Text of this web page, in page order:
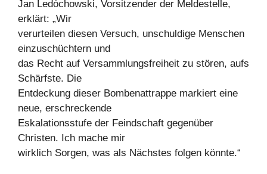
Jan Ledóchowski, Vorsitzender der Meldestelle,
erklärt: „Wir
verurteilen diesen Versuch, unschuldige Menschen
einzuschüchtern und
das Recht auf Versammlungsfreiheit zu stören, aufs
Schärfste. Die
Entdeckung dieser Bombenattrappe markiert eine
neue, erschreckende
Eskalationsstufe der Feindschaft gegenüber
Christen. Ich mache mir
wirklich Sorgen, was als Nächstes folgen könnte.“